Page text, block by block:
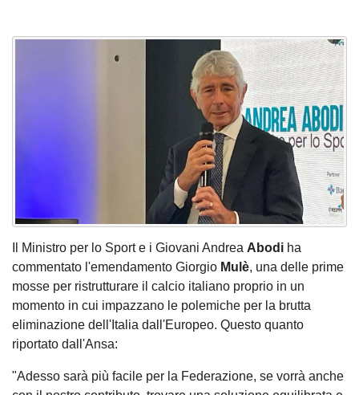
Il Ministro per lo Sport e i Giovani Andrea Abodi ha
commentato l'emendamento Giorgio Mulè, una delle prime
mosse per ristrutturare il calcio italiano proprio in un
momento in cui impazzano le polemiche per la brutta
eliminazione dell'Italia dall'Europeo. Questo quanto
riportato dall'Ansa:
"Adesso sarà più facile per la Federazione, se vorrà anche